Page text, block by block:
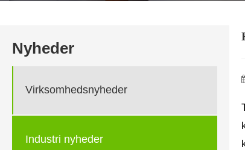
Nyheder
Virksomhedsnyheder
Industri nyheder